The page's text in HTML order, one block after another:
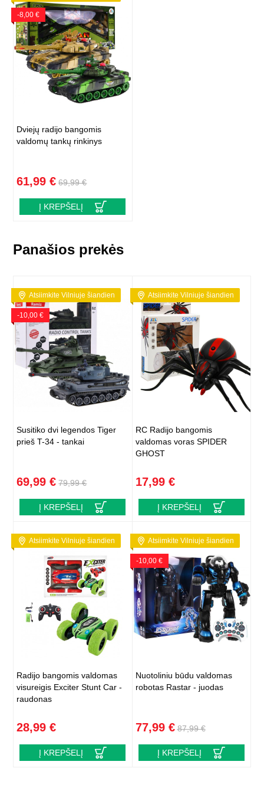
-8,00 €
Dviejų radijo bangomis
valdomų tankų rinkinys
61,99 € 69,99 €
Į KREPŠELĮ
Panašios prekės
Atsiimkite Vilniuje šiandien
-10,00 €
Susitiko dvi legendos Tiger
prieš T-34 - tankai
69,99 € 79,99 €
Į KREPŠELĮ
Atsiimkite Vilniuje šiandien
RC Radijo bangomis
valdomas voras SPIDER
GHOST
17,99 €
Į KREPŠELĮ
Atsiimkite Vilniuje šiandien
Radijo bangomis valdomas
visureigis Exciter Stunt Car -
raudonas
28,99 €
Į KREPŠELĮ
Atsiimkite Vilniuje šiandien
-10,00 €
Nuotoliniu būdu valdomas
robotas Rastar - juodas
77,99 € 87,99 €
Į KREPŠELĮ